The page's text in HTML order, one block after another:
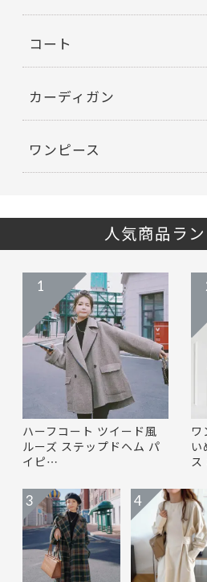
コート
カーディガン
ワンピース
人気商品ラ
ハーフコート ツイード風
ルーズ ステップドヘム パ
イピ…
1
ワ
い
3 4